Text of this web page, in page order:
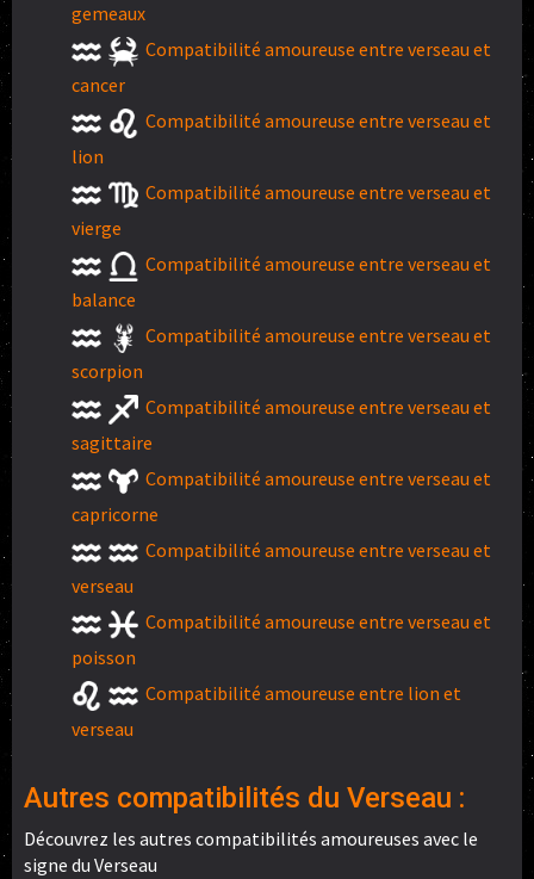
gemeaux
Compatibilité amoureuse entre verseau et
cancer
Compatibilité amoureuse entre verseau et
lion
Compatibilité amoureuse entre verseau et
vierge
Compatibilité amoureuse entre verseau et
balance
Compatibilité amoureuse entre verseau et
scorpion
Compatibilité amoureuse entre verseau et
sagittaire
Compatibilité amoureuse entre verseau et
capricorne
Compatibilité amoureuse entre verseau et
verseau
Compatibilité amoureuse entre verseau et
poisson
Compatibilité amoureuse entre lion et
verseau
Autres compatibilités du Verseau :
Découvrez les autres compatibilités amoureuses avec le
signe du Verseau